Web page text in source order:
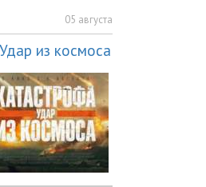
05 августа
из космоса